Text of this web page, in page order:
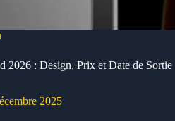
2026 : Design, Prix et Date de Sortie
2025